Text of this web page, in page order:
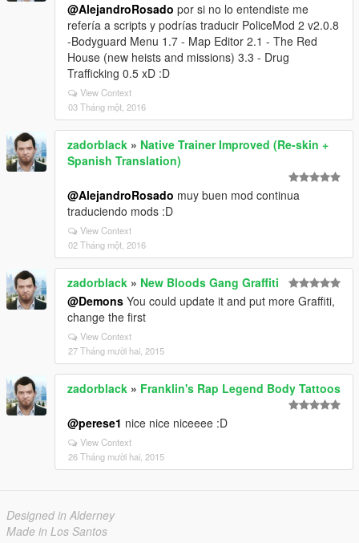
@AlejandroRosado por si no lo entendiste me
refería a scripts y podrías traducir PoliceMod 2 v2.0.8
-Bodyguard Menu 1.7 - Map Editor 2.1 - The Red
House (new heists and missions) 3.3 - Drug
Trafficking 0.5 xD :D
View Context
03 Tháng một, 2016
zadorblack » Native Trainer Improved (Re-skin +
Spanish Translation)
@AlejandroRosado muy buen mod continua
traduciendo mods :D
View Context
02 Tháng một, 2016
zadorblack » New Bloods Gang Graffiti
@Demons You could update it and put more Graffiti,
change the first
View Context
27 Tháng mười hai, 2015
zadorblack » Franklin's Rap Legend Body Tattoos
@perese1 nice nice niceeee :D
View Context
26 Tháng mười hai, 2015
Designed in Alderney
Made in Los Santos